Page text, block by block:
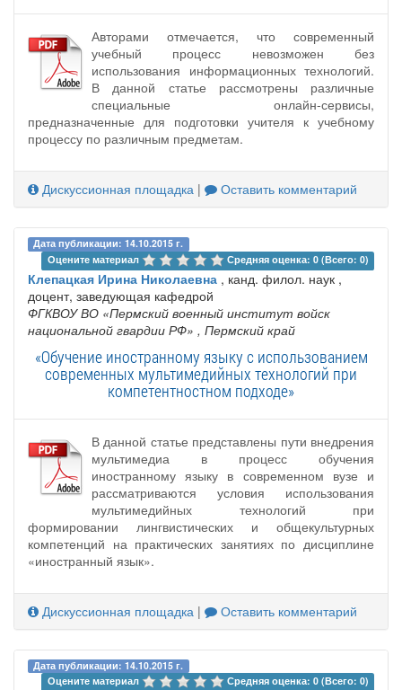
Авторами отмечается, что современный
учебный процесс невозможен без
использования информационных технологий.
В данной статье рассмотрены различные
специальные онлайн-сервисы,
предназначенные для подготовки учителя к учебному
процессу по различным предметам.
Дискуссионная площадка | Оставить комментарий
Дата публикации: 14.10.2015 г.
Оцените материал
Средняя оценка: 0 (Всего: 0)
Клепацкая Ирина Николаевна , канд. филол. наук ,
доцент, заведующая кафедрой
ФГКВОУ ВО «Пермский военный институт войск
национальной гвардии РФ» , Пермский край
«Обучение иностранному языку с использованием
современных мультимедийных технологий при
компетентностном подходе»
В данной статье представлены пути внедрения
мультимедиа в процесс обучения
иностранному языку в современном вузе и
рассматриваются условия использования
мультимедийных технологий при
формировании лингвистических и общекультурных
компетенций на практических занятиях по дисциплине
«иностранный язык».
Дискуссионная площадка | Оставить комментарий
Дата публикации: 14.10.2015 г.
Оцените материал
Средняя оценка: 0 (Всего: 0)